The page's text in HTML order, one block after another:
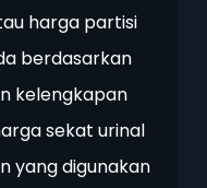
harga partisi
berdasarkan
kelengkapan
sekat urinal
yang digunakan